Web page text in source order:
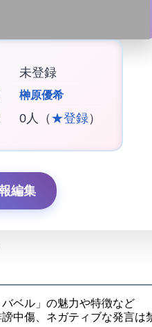
未登録
榊原優希
0人（ ★登録）
編集
バベル」の魅力や特徴など
中傷、ネガティブな発言は